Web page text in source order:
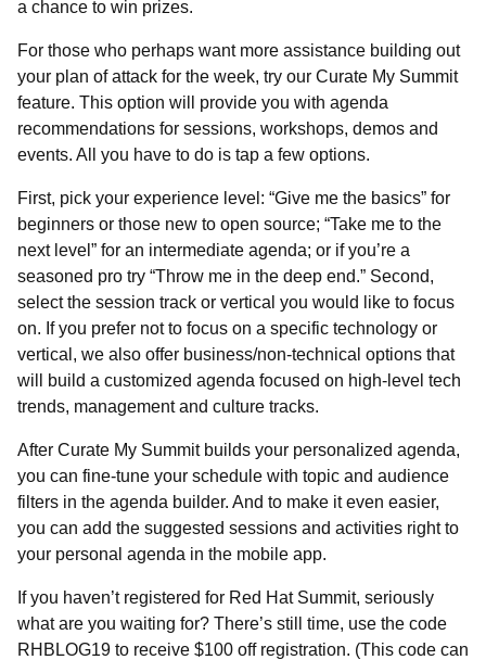
a chance to win prizes.
For those who perhaps want more assistance building out
your plan of attack for the week, try our Curate My Summit
feature. This option will provide you with agenda
recommendations for sessions, workshops, demos and
events. All you have to do is tap a few options.
First, pick your experience level: “Give me the basics” for
beginners or those new to open source; “Take me to the
next level” for an intermediate agenda; or if you’re a
seasoned pro try “Throw me in the deep end.” Second,
select the session track or vertical you would like to focus
on. If you prefer not to focus on a specific technology or
vertical, we also offer business/non-technical options that
will build a customized agenda focused on high-level tech
trends, management and culture tracks.
After Curate My Summit builds your personalized agenda,
you can fine-tune your schedule with topic and audience
filters in the agenda builder. And to make it even easier,
you can add the suggested sessions and activities right to
your personal agenda in the mobile app.
If you haven’t registered for Red Hat Summit, seriously
what are you waiting for? There’s still time, use the code
RHBLOG19 to receive $100 off registration. (This code can